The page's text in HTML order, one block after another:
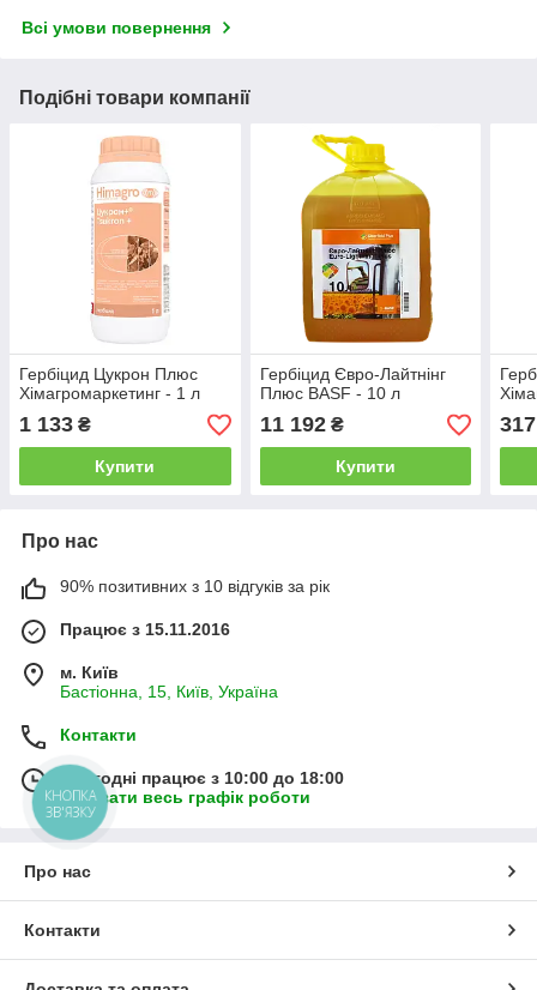
Всі умови повернення
Подібні товари компанії
Гербіцид Цукрон Плюс
Хімагромаркетинг - 1 л
1 133 ₴
Купити
Гербіцид Євро-Лайтнінг
Плюс BASF - 10 л
11 192₴
Купити
317
Про нас
90% позитивних з 10 відгуків за рік
Працює з 15.11.2016
м. Київ
Бастіонна, 15, Київ, Україна
Контакти
Сьогодні працює з 10:00 до 18:00
Показати весь графік роботи
Про нас
Контакти
КНОПКА
ЗВ'ЯЗКУ